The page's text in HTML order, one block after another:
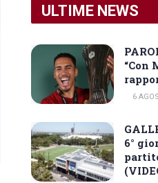
ULTIME NEWS
“Con
6
6°